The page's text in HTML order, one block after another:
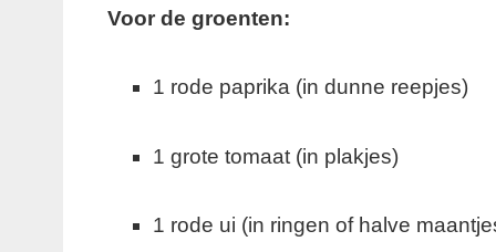
Voor de groenten:
1 rode paprika (in dunne reepjes)
1 grote tomaat (in plakjes)
1 rode ui (in ringen of halve